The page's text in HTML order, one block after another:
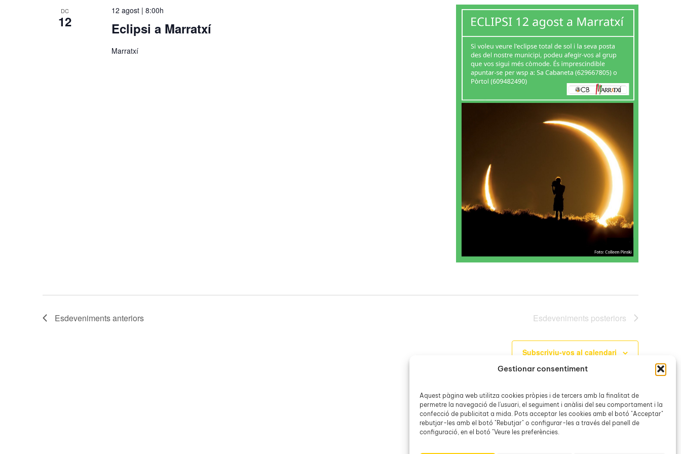
Gestionar consentiment
Aquest pàgina web utilitza cookies pròpies i de tercers amb la finalitat de
permetre la navegació de l'usuari, el seguiment i anàlisi del seu comportament i la
confecció de publicitat a mida. Pots acceptar les cookies amb el botó "Acceptar"
rebutjar-les amb el botó "Rebutjar" o configurar-les a través del panell de
configuració, en el botó "Veure les preferències.
DC
12 Eclipsi a Marratxí
12 agost | 8:00h
Marratxí
Esdevenimentsanteriors Esdeveniments posteriors
Subscriviu-vos al calendari